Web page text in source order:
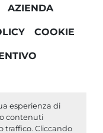
esperienza di
contenuti
traffico. Cliccando
AZIENDA
COOKIE
diMachinio